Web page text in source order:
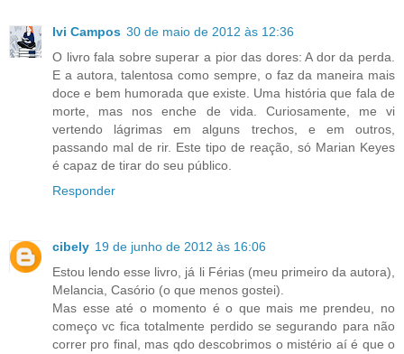
Ivi Campos 30 de maio de 2012 às 12:36
O livro fala sobre superar a pior das dores: A dor da perda.
E a autora, talentosa como sempre, o faz da maneira mais
doce e bem humorada que existe. Uma história que fala de
morte, mas nos enche de vida. Curiosamente, me vi
vertendo lágrimas em alguns trechos, e em outros,
passando mal de rir. Este tipo de reação, só Marian Keyes
é capaz de tirar do seu público.
Responder
cibely 19 de junho de 2012 às 16:06
Estou lendo esse livro, já li Férias (meu primeiro da autora),
Melancia, Casório (o que menos gostei).
Mas esse até o momento é o que mais me prendeu, no
começo vc fica totalmente perdido se segurando para não
correr pro final, mas qdo descobrimos o mistério aí é que o